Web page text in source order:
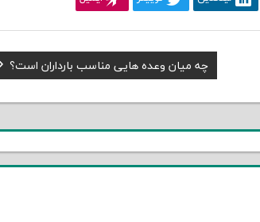
Next
Post:
چه میان وعده هایی مناسب بارداران است؟